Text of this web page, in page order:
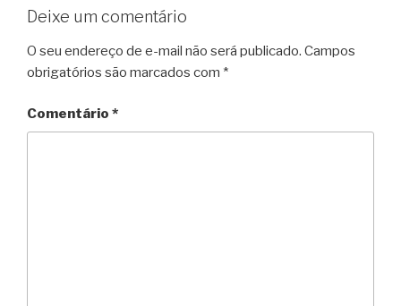
Deixe um comentário
O seu endereço de e-mail não será publicado. Campos
obrigatórios são marcados com *
Comentário *